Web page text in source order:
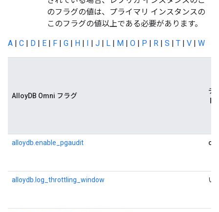
のフラグの値は、プライマリ インスタンスの
このフラグの値以上である必要があります。
A | C | D | E | F | G | H | I | J | L | M | O | P | R | S | T | V | W
AlloyDB Omni フラグ
デ
alloydb.enable_pgaudit
alloydb.log_throttling_window い